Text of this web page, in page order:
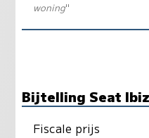
woning"
Bijtelling Seat
Fiscale prijs